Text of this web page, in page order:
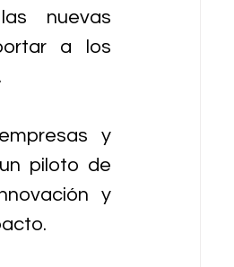
nuevas
a los
y
piloto de
y